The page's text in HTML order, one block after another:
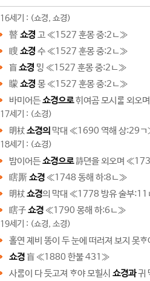
16세기 : (쇼, 쇼경)
瞽쇼 고 ≪1527 훈몽 중:2ㄴ≫
瞍 쇼 수 ≪1527 훈몽 중:2ㄴ≫
盲쇼  ≪1527 훈몽 중:2ㄴ≫
矇 쇼  ≪1527 훈몽 중:2ㄴ≫
바미어든쇼경으로여곰 모시 외오
17세기 : (소경)
明杖소경의 막대 ≪1690 역해 상:29ㄱ
18세기 : (쇼경)
밤이어든쇼경으로詩뎐을 외오며 ≪
瞎厮쇼경≪1748 동해 하:8ㄴ≫
明杖쇼경의 막대 ≪1778 방유 술부:11
瞎子쇼경≪1790 몽해 하:6ㄴ≫
19세기 : (쇼경, 소경)
홀연 졔비 똥이 두 눈에 떠러져 보지 못
쇼경盲 ≪1880 한불 431 ≫
사이 다 듯고져 야 모힐 쇼경과귀